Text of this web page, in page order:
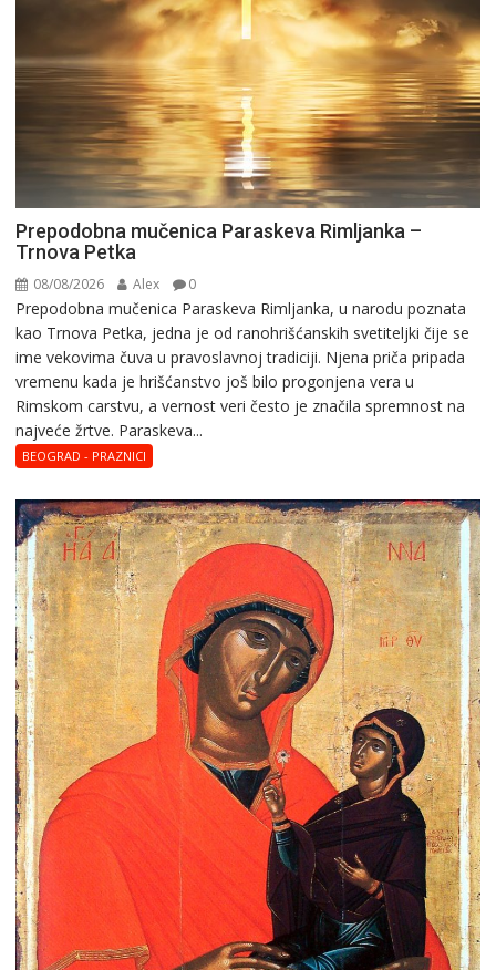
od
15
donosi
skrivene
zvuke
devedesetih
Prepodobna mučenica Paraskeva Rimljanka –
Trnova Petka
08/08/2026 Alex 0
Prepodobna mučenica Paraskeva Rimljanka, u narodu poznata
kao Trnova Petka, jedna je od ranohrišćanskih svetiteljki čije se
ime vekovima čuva u pravoslavnoj tradiciji. Njena priča pripada
vremenu kada je hrišćanstvo još bilo progonjena vera u
Rimskom carstvu, a vernost veri često je značila spremnost na
najveće žrtve. Paraskeva...
BEOGRAD - PRAZNICI